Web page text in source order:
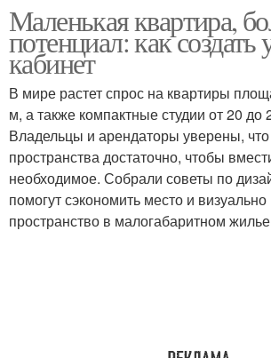
Мебель для кабинета
Маленькая квартира,
потенциал: как
кабинет
В мире растет спрос на квартиры
м, а также компактные студии от 20 до
Владельцы и арендаторы уверены,
пространства достаточно, чтобы
необходимое. Собрали советы по
помогут сэкономить место и
пространство в малогабаритном